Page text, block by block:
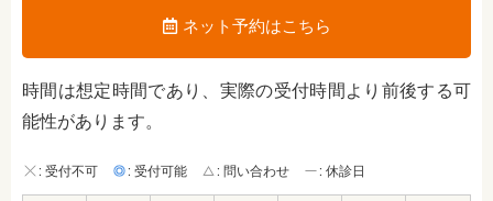
ネット予約はこちら
時間は想定時間であり、実際の受付時間より前後する可
能性があります。
: 受付不可 : 受付可能 : 問い合わせ : 休診日